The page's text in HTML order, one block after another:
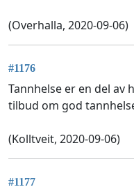
(Overhalla, 2020-09-06)
#1176
Tannhelse er en del av
tilbud om god
(Kolltveit, 2020-09-06)
#1177